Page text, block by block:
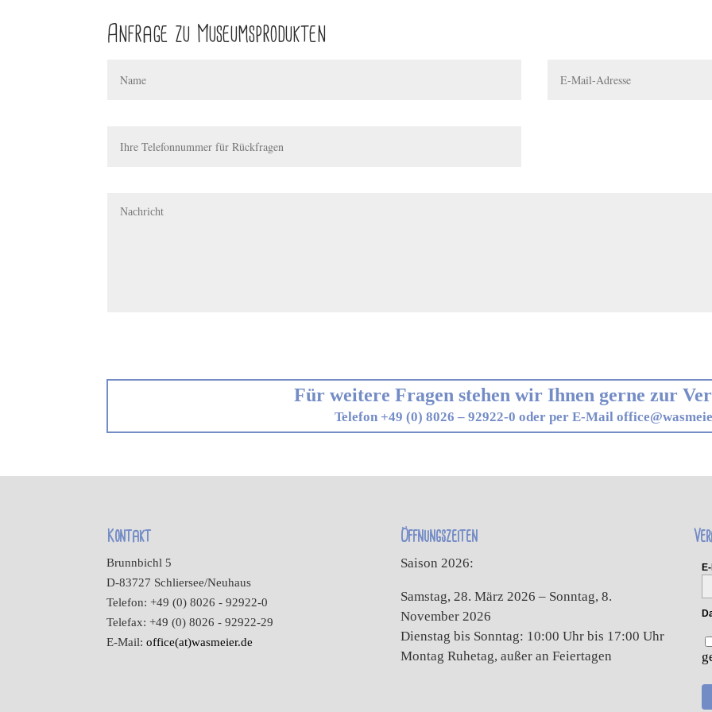
Anfrage zu Museumsprodukten
Für weitere Fragen stehen wir Ihnen gerne zur
Telefon +49 (0) 8026 – 92922-0 oder per E-Mail
Kontakt
Brunnbichl 5
D-83727 Schliersee/Neuhaus
Telefon: +49 (0) 8026 - 92922-0
Telefax: +49 (0) 8026 - 92922-29
E-Mail:office(at)wasmeier.de
Öffnungszeiten
Saison 2026:
Samstag, 28. März 2026 – Sonntag, 8.
November 2026
Dienstag bis Sonntag: 10:00 Uhr bis 17:00 Uhr
Montag Ruhetag, außer an Feiertagen